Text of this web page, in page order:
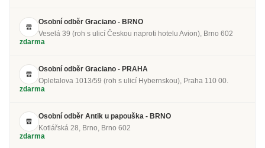
Osobní odběr Graciano - BRNO
Veselá 39 (roh s ulicí Českou naproti hotelu Avion), Brno 602
zdarma
Osobní odběr Graciano - PRAHA
Opletalova 1013/59 (roh s ulicí Hybernskou), Praha 110 00.
zdarma
Osobní odběr Antik u papouška - BRNO
Kotlářská 28, Brno, Brno 602
zdarma